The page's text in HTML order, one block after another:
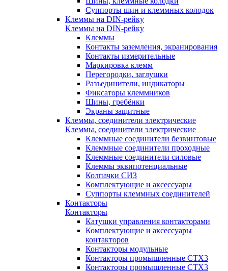
Суппорты шин и клеммных колодок
Клеммы на DIN-рейку
Клеммы на DIN-рейку
Клеммы
Контакты заземления, экранирования
Контакты измерительные
Маркировка клемм
Перегородки, заглушки
Разъединители, индикаторы
Фиксаторы клеммников
Шины, гребёнки
Экраны защитные
Клеммы, соединители электрические
Клеммы, соединители электрические
Клеммные соединители безвинтовые
Клеммные соединители проходные
Клеммные соединители силовые
Клеммы эквипотенциальные
Колпачки СИЗ
Комплектующие и аксессуары
Суппорты клеммных соединителей
Контакторы
Контакторы
Катушки управления контакторами
Комплектующие и аксессуары
контакторов
Контакторы модульные
Контакторы промышленные CTX3
Контакторы промышленные CTX3